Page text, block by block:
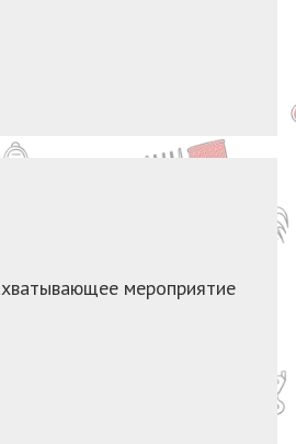
мероприятие